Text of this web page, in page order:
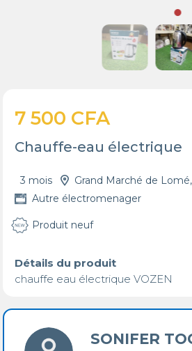
7 500 CFA
Chauffe-eau électrique
3 mois
Grand Marché de
Autre électromenager
Produit neuf
Détails du produit
chauffe eau électrique VOZEN
SONIFER